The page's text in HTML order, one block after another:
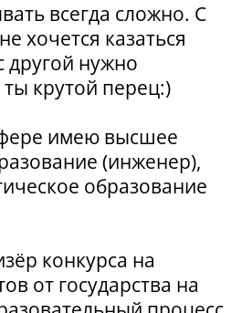
всегда сложно. С
хочется казаться
другой нужно
ты крутой перец:)
имею высшее
(инженер),
образование
конкурса на
от государства на